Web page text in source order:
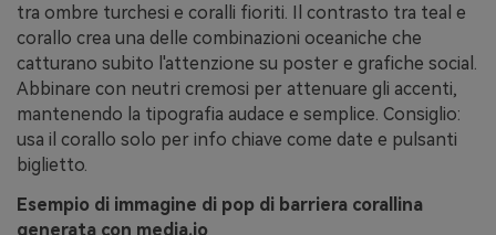
tra ombre turchesi e coralli fioriti. Il contrasto tra teal e
corallo crea una delle combinazioni oceaniche che
catturano subito l'attenzione su poster e grafiche social.
Abbinare con neutri cremosi per attenuare gli accenti,
mantenendo la tipografia audace e semplice. Consiglio:
usa il corallo solo per info chiave come date e pulsanti
biglietto.
Esempio di immagine di pop di barriera corallina
generata con media.io